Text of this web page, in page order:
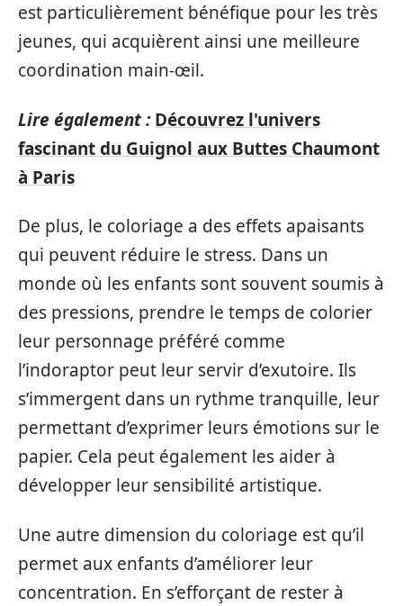
est particulièrement bénéfique pour les très
jeunes, qui acquièrent ainsi une meilleure
coordination main-œil.
Lire également : Découvrez l'univers
fascinant du Guignol aux Buttes Chaumont
à Paris
De plus, le coloriage a des effets apaisants
qui peuvent réduire le stress. Dans un
monde où les enfants sont souvent soumis à
des pressions, prendre le temps de colorier
leur personnage préféré comme
l’indoraptor peut leur servir d’exutoire. Ils
s’immergent dans un rythme tranquille, leur
permettant d’exprimer leurs émotions sur le
papier. Cela peut également les aider à
développer leur sensibilité artistique.
Une autre dimension du coloriage est qu’il
permet aux enfants d’améliorer leur
concentration. En s’efforçant de rester à